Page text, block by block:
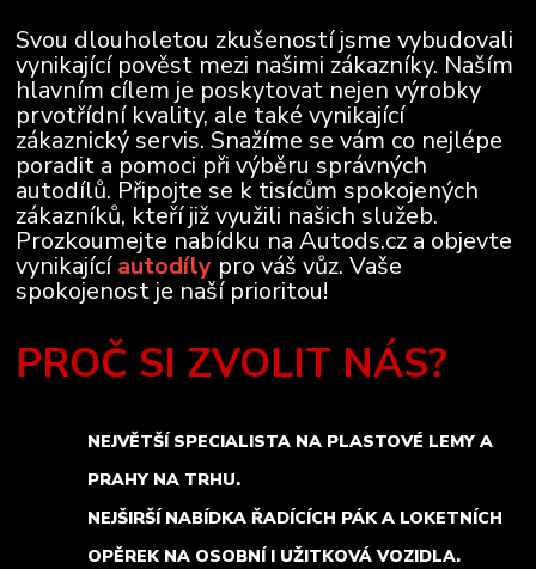
Svou dlouholetou zkušeností jsme vybudovali
vynikající pověst mezi našimi zákazníky. Naším
hlavním cílem je poskytovat nejen výrobky
prvotřídní kvality, ale také vynikající
zákaznický servis. Snažíme se vám co nejlépe
poradit a pomoci při výběru správných
autodílů. Připojte se k tisícům spokojených
zákazníků, kteří již využili našich služeb.
Prozkoumejte nabídku na Autods.cz a objevte
vynikajícíautodíly pro váš vůz. Vaše
spokojenost je naší prioritou!
PROČ SI ZVOLIT NÁS?
NEJVĚTŠÍ SPECIALISTA NA PLASTOVÉ LEMY A
PRAHY NA TRHU.
NEJŠIRŠÍ NABÍDKA ŘADÍCÍCH PÁK A LOKETNÍCH
OPĚREK NA OSOBNÍ I UŽITKOVÁ VOZIDLA.